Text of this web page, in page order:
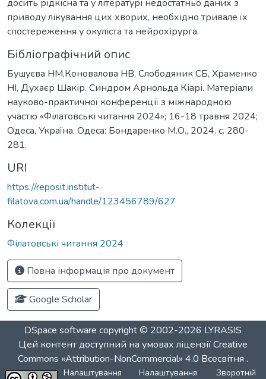
досить рідкісна та у літературі недостатньо даних з
приводу лікування цих хворих, необхідно тривале їх
спостереження у окуліста та нейрохірурга.
Бібліографічний опис
Бушуєва НМ,Коновалова НВ, Слободяник СБ, Храменко
НІ, Духаєр Шакір. Синдром Арнольда Кіарі. Матеріали
науково-практичної конференції з міжнародною
участю «Філатовські читання 2024»; 16-18 травня 2024;
Одеса, Україна. Одеса: Бондаренко М.О., 2024. c. 280-
281.
URI
https://reposit.institut-
filatova.com.ua/handle/123456789/627
Колекції
Філатовські читання 2024
Повна інформація про документ
Google Scholar
DSpace software copyright © 2002-2026 LYRASIS
Цей контент доступний на умовах ліцензіїCreative
Commons «Attribution-NonCommercial» 4.0 Всесвітня .
Налаштування Налаштування Зворотній